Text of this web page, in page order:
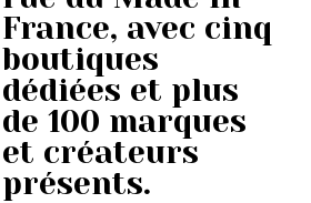
France, avec cinq
boutiques
dédiées et plus
de 100 marques
et créateurs
présents.